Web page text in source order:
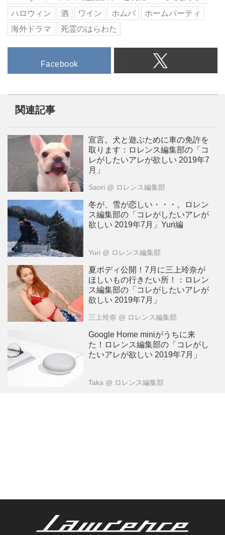
ハロウィン
酒 ワイン ホムパ
ホームパーティ
海外ドラマ
死霊のはらわた
Facebook
関連記事
宣言。犬と遊ぶために車の免許を
取ります：ロレンス編集部の「コ
レがしたいアレが欲しい 2019年7
月」
Saori @ ロレンス編集部
冬が、雪が恋しい・・・。ロレン
ス編集部の「コレがしたいアレが
欲しい 2019年7月」Yuri編
Yuri @ ロレンス編集部
夏ボディ公開！7月に三上玲奈が
ほしいもの行きたい所！：ロレン
ス編集部の「コレがしたいアレが
欲しい 2019年7月」
三上玲奈 @ ロレンス編集部
Google Home miniがうちに来
た！ロレンス編集部の「コレがし
たいアレが欲しい 2019年7月」
Taka @ ロレンス編集部